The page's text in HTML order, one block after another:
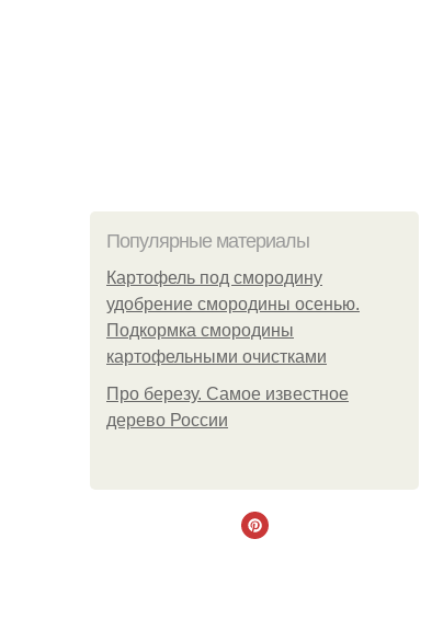
Популярные материалы
Картофель под смородину
удобрение смородины осенью.
Подкормка смородины
картофельными очистками
Про березу. Самое известное
дерево России